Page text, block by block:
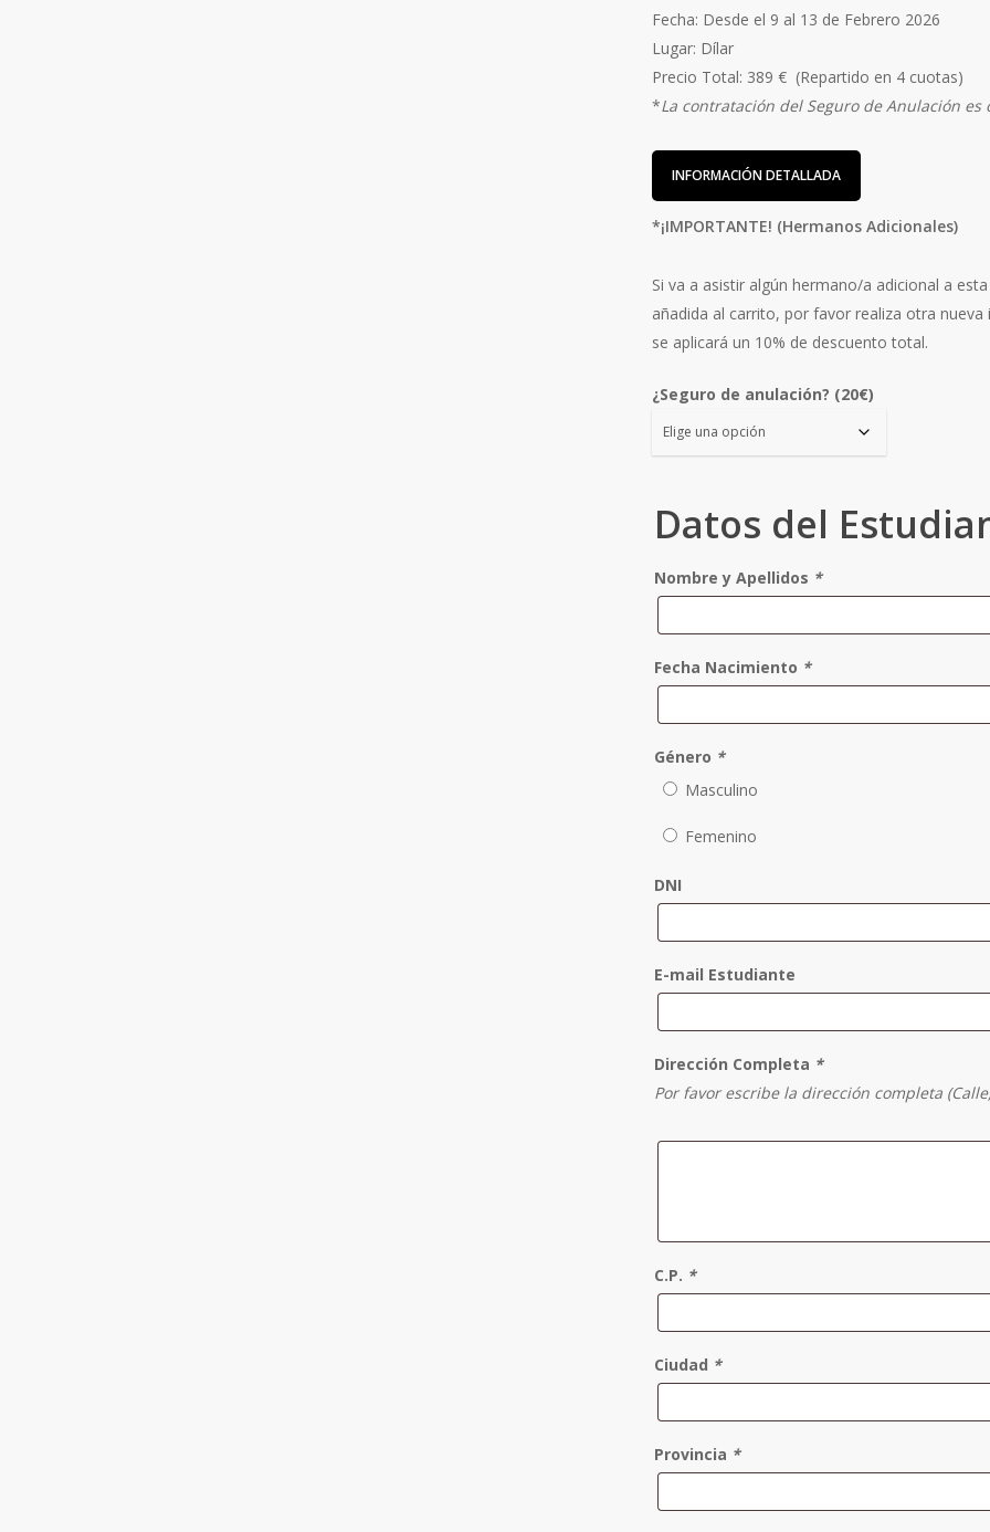
Fecha: Desde el 9 al 13 de Febrero 2026
Lugar: Dílar
Precio Total: 389 € (Repartido en 4 cuotas)
*La contratación del Seguro de Anulación es
INFORMACIÓN DETALLADA
*¡IMPORTANTE! (Hermanos Adicionales)
Si va a asistir algún hermano/a adicional a
añadida al carrito, por favor realiza otra
se aplicará un 10% de descuento total.
¿Seguro de anulación? (20€)
Datos del
Nombre y Apellidos *
Fecha Nacimiento *
Género *
Masculino
Femenino
DNI
E-mail Estudiante
Dirección Completa *
Por favor escribe la dirección completa
C.P. *
Ciudad *
Provincia *